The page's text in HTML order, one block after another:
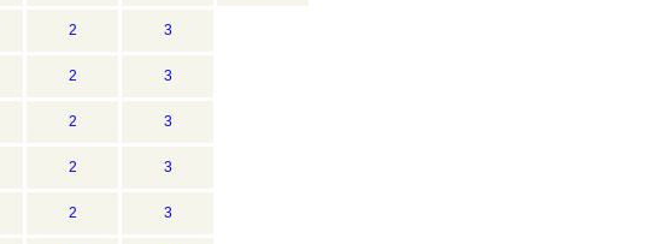
2 3
2 3
2 3
2 3
2 3